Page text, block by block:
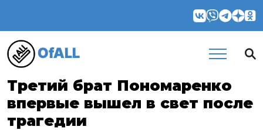
OfALL
Третий брат Пономаренко
впервые вышел в свет после
трагедии